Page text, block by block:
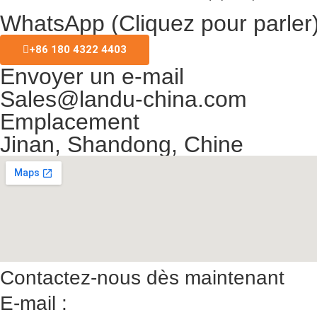
WhatsApp (Cliquez pour
+86 180 4322 4403
Envoyer un e-mail
Sales@landu-china.com
Emplacement
Jinan, Shandong, Chine
Contactez-nous dès maintenant
E-mail :